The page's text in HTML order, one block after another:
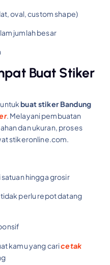
oval, custom shape)
jumlah besar
Buat Stiker
untukbuat stiker Bandung
. Melayani pembuatan
dan ukuran, proses
stikeronline.com.
hingga grosir
perlu repot datang
kamu yang caricetak